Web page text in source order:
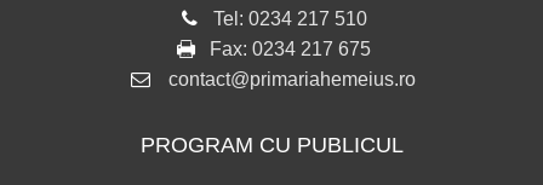
Tel: 0234 217 510
Fax: 0234 217 675
contact@primariahemeius.ro
PROGRAM CU PUBLICUL